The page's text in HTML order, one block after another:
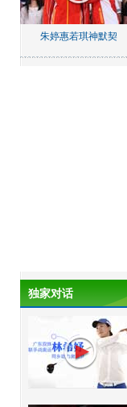
朱婷惠若琪神默契
独家对话